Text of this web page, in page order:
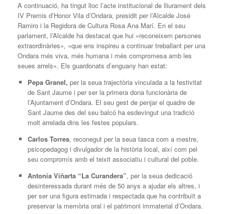
A continuació, ha tingut lloc l’acte institucional de lliurament dels
IV Premis d’Honor Vila d’Ondara, presidit per l’Alcalde José
Ramiro i la Regidora de Cultura Rosa Ana Marí. En el seu
parlament, l’Alcalde ha destacat que hui «reconeixem persones
extraordinàries», «que ens inspireu a continuar treballant per una
Ondara més viva, més humana i més compromesa amb les
seues arrels». Els guardonats d’enguany han estat:
Pepa Granel, per la seua trajectòria vinculada a la festivitat
de Sant Jaume i per ser la primera dona funcionària de
l’Ajuntament d’Ondara. El seu gest de penjar el quadre de
Sant Jaume des del seu balcó ha esdevingut una tradició
molt arrelada dins les festes populars.
Carlos Torres, reconegut per la seua tasca com a mestre,
psicopedagog i divulgador de la història local, així com pel
seu compromís amb el teixit associatiu i cultural del poble.
Antonia Viñarta “La Curandera”, per la seua dedicació
desinteressada durant més de 50 anys a ajudar els altres, i
per ser una figura estimada i respectada que ha contribuït a
preservar la memòria oral i el patrimoni immaterial d’Ondara.